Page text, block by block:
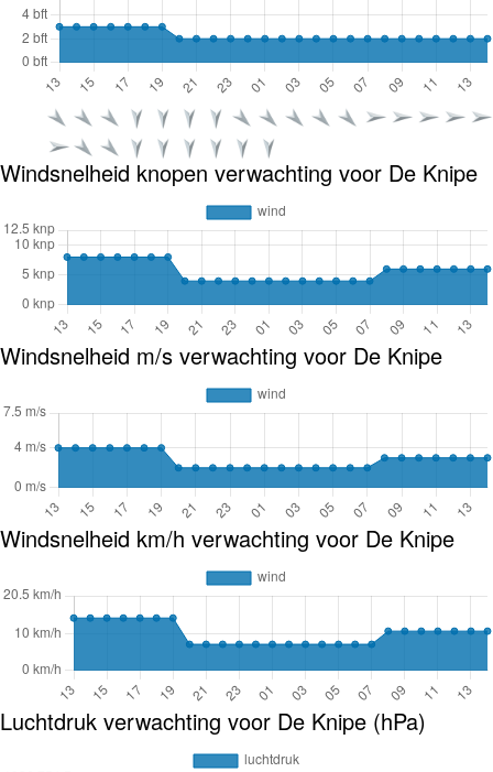
Windsnelheid knopen verwachting voor De Knipe
Windsnelheid m/s verwachting voor De Knipe
Windsnelheid km/h verwachting voor De Knipe
Luchtdruk verwachting voor De Knipe (hPa)